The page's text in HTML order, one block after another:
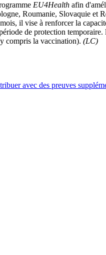
EU4Health afin
Roumanie, Slovaquie et
il vise à renforcer la
de protection
compris la vaccination). (LC)
avec des preuves